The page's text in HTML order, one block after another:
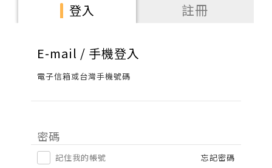
登入 註冊
E-mail / 手機登入
電子信箱或台灣手機號碼
密碼
記住我的帳號
忘記密碼